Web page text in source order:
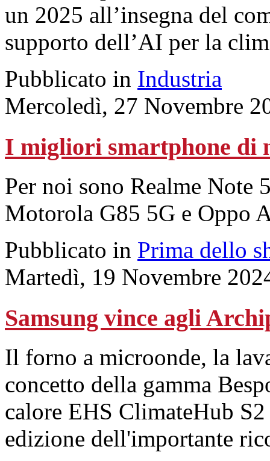
un 2025 all’insegna del
supporto dell’AI per la
Pubblicato in Industria
Mercoledì, 27 Novembre
I migliori smartphone di
Per noi sono Realme Note
Motorola G85 5G e Oppo
Pubblicato in Prima dello
Martedì, 19 Novembre
Samsung vince agli
Il forno a microonde, la
concetto della gamma
calore EHS ClimateHub
edizione dell'importante